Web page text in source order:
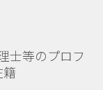
士等のプロフ
籍